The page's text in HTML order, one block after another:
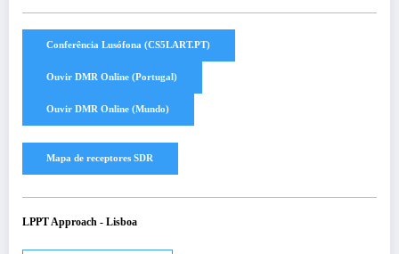
LPPT Approach - Lisboa